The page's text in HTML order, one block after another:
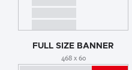
FULL SIZE BANNER
468 x 60